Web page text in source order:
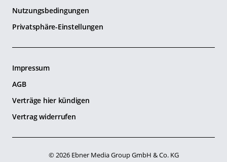
Nutzungsbedingungen
Privatsphäre-Einstellungen
Impressum
AGB
Verträge hier kündigen
Vertrag widerrufen
© 2026 Ebner Media Group GmbH & Co. KG